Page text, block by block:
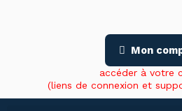
Mon
accéder à votre
(liens de connexion et